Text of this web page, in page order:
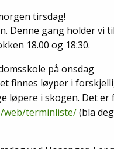
tirsdag!
gang holder vi
18.00 og 18:30.
på onsdag
finnes løyper i
løpere i skogen. Det er
terminliste/(bla